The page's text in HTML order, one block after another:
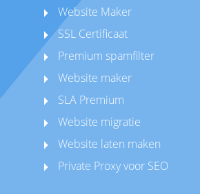
Website Maker
SSL Certificaat
Premium spamfilter
Website maker
SLA Premium
Website migratie
Website laten maken
Private Proxy voor SEO